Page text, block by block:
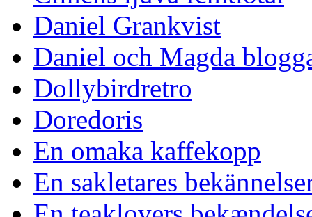
Daniel Grankvist
Daniel och Magda
Dollybirdretro
Doredoris
En omaka kaffekopp
En sakletares